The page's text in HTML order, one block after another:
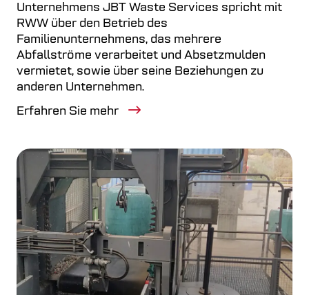
Unternehmens JBT Waste Services spricht mit
RWW über den Betrieb des
Familienunternehmens, das mehrere
Abfallströme verarbeitet und Absetzmulden
vermietet, sowie über seine Beziehungen zu
anderen Unternehmen.
Erfahren Sie mehr